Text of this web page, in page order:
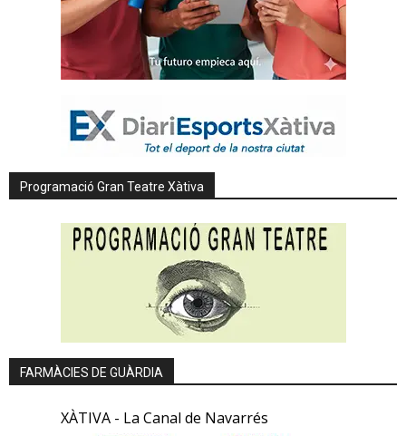
Programació Gran Teatre Xàtiva
FARMÀCIES DE GUÀRDIA
XÀTIVA - La Canal de Navarrés